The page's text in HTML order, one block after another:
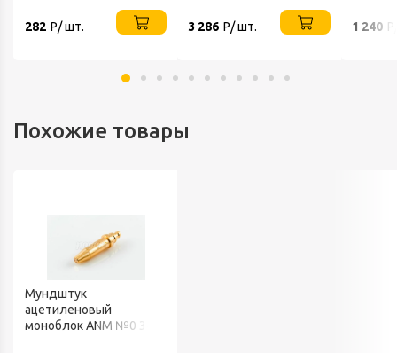
282 Р/ шт.
3 286 Р/ шт. 1 240
Похожие товары
Мундштук
ацетиленовый
моноблок ANM №0 3-10